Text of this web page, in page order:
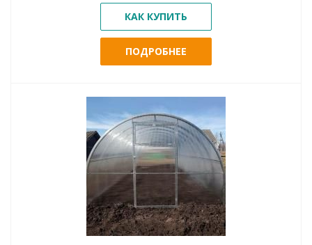
КАК КУПИТЬ
ПОДРОБНЕЕ